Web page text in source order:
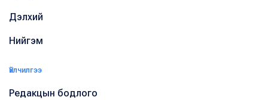
Дэлхий
Нийгэм
Үйлчилгээ
Редакцын бодлого